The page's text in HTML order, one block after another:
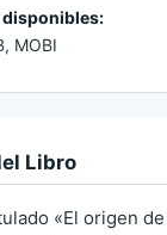
disponibles:
MOBI
Libro
«El origen